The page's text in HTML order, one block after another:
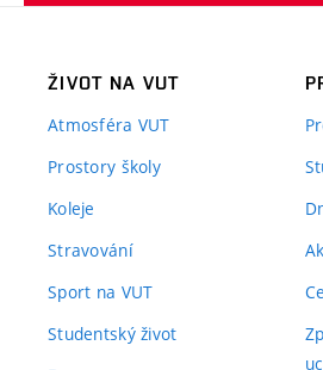
ŽIVOT NA VUT
Atmosféra VUT
Prostory školy
Koleje
Stravování
Sport na VUT
Studentský život